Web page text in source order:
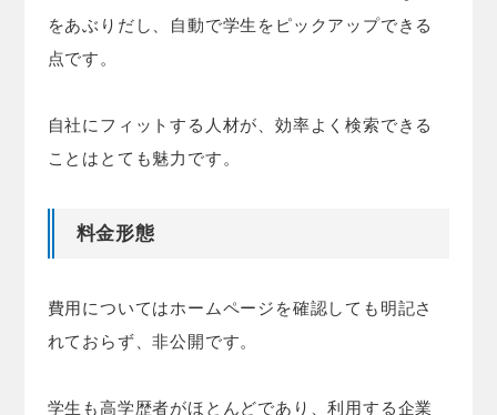
をあぶりだし、自動で学生をピックアップできる
点です。
自社にフィットする人材が、効率よく検索できる
ことはとても魅力です。
料金形態
費用についてはホームページを確認しても明記さ
れておらず、非公開です。
学生も高学歴者がほとんどであり、利用する企業